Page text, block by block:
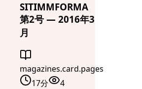
SITIMMFORMA
第2号 — 2016年3
月
magazines.card.pages
17分
4